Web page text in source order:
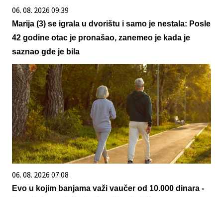
06. 08. 2026 09:39
Marija (3) se igrala u dvorištu i samo je nestala: Posle
42 godine otac je pronašao, zanemeo je kada je
saznao gde je bila
06. 08. 2026 07:08
Evo u kojim banjama važi vaučer od 10.000 dinara -